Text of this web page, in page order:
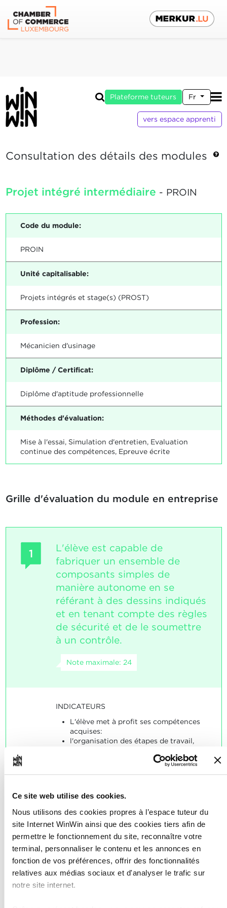
Ce site web utilise des cookies.
Nous utilisons des cookies propres à l’espace tuteur du
site Internet WinWin ainsi que des cookies tiers afin de
permettre le fonctionnement du site, reconnaître votre
terminal, personnaliser le contenu et les annonces en
fonction de vos préférences, offrir des fonctionnalités
relatives aux médias sociaux et d'analyser le trafic sur
notre site internet.
Plateforme tuteurs Fr
vers espace apprenti
Consultation des détails des modules
Projet intégré intermédiaire - PROIN
Code du module:
PROIN
Unité capitalisable:
Projets intégrés et stage(s) (PROST)
Profession:
Mécanicien d'usinage
Diplôme / Certificat:
Diplôme d'aptitude professionnelle
Méthodes d'évaluation:
Mise à l'essai, Simulation d'entretien, Evaluation
continue des compétences, Epreuve écrite
Grille d'évaluation du module en entreprise
1
L'élève est capable de
fabriquer un ensemble de
composants simples de
manière autonome en se
référant à des dessins indiqués
et en tenant compte des règles
de sécurité et de le soumettre
à un contrôle.
Note maximale: 24
INDICATEURS
L'élève met à profit ses compétences
acquises:
l'organisation des étapes de travail,
la détermination de coordonnées et de
dimensions de coupe manquantes,
SOCLES
L'élève a fabriqué la pièce de travail
conformément aux indications et en
respectant les règles de sécurité en